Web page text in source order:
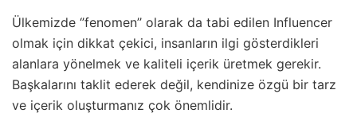
Ülkemizde ‘’fenomen’’ olarak da tabi edilen Influencer
olmak için dikkat çekici, insanların ilgi gösterdikleri
alanlara yönelmek ve kaliteli içerik üretmek gerekir.
Başkalarını taklit ederek değil, kendinize özgü bir tarz
ve içerik oluşturmanız çok önemlidir.